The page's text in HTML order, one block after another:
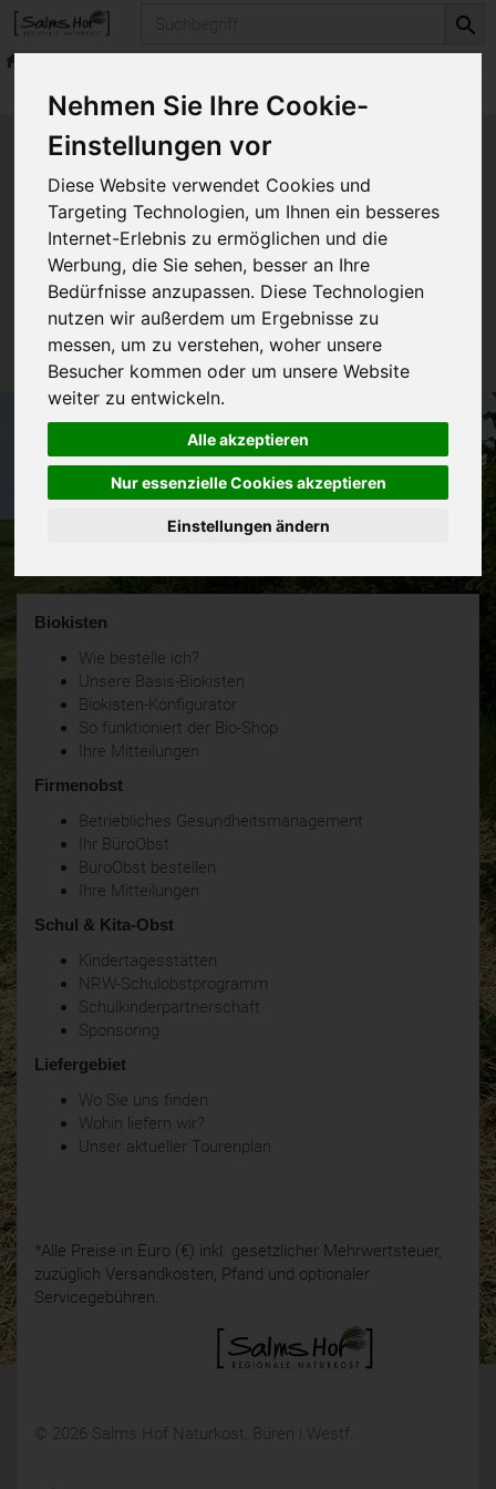
Nehmen Sie Ihre Cookie-
Einstellungen vor
Diese Website verwendet Cookies und
Targeting Technologien, um Ihnen ein besseres
Internet-Erlebnis zu ermöglichen und die
Werbung, die Sie sehen, besser an Ihre
Bedürfnisse anzupassen. Diese Technologien
nutzen wir außerdem um Ergebnisse zu
messen, um zu verstehen, woher unsere
Besucher kommen oder um unsere Website
weiter zu entwickeln.
Alle akzeptieren
Nur essenzielle Cookies akzeptieren
Einstellungen ändern
Produkte
Produkt "Protect & Repair
Lippenbalsam 4,5 g" nicht
verfügbar.
Das von Ihnen gesuchte Produkt ist leider zur Zeit
nicht verfügbar.
Biokisten
Wie bestelle ich?
Unsere Basis-Biokisten
Biokisten-Konfigurator
So funktioniert der Bio-Shop
Ihre Mitteilungen
Firmenobst
Betriebliches Gesundheitsmanagement
Ihr BüroObst
BüroObst bestellen
Ihre Mitteilungen
Schul & Kita-Obst
Kindertagesstätten
NRW-Schulobstprogramm
Schulkinderpartnerschaft
Sponsoring
Liefergebiet
Wo Sie uns finden
Wohin liefern wir?
Unser aktueller Tourenplan
*Alle Preise in Euro (€) inkl. gesetzlicher Mehrwertsteuer,
zuzüglich Versandkosten, Pfand und optionaler
Servicegebühren.
© 2026 Salms Hof Naturkost, Büren i.Westf.